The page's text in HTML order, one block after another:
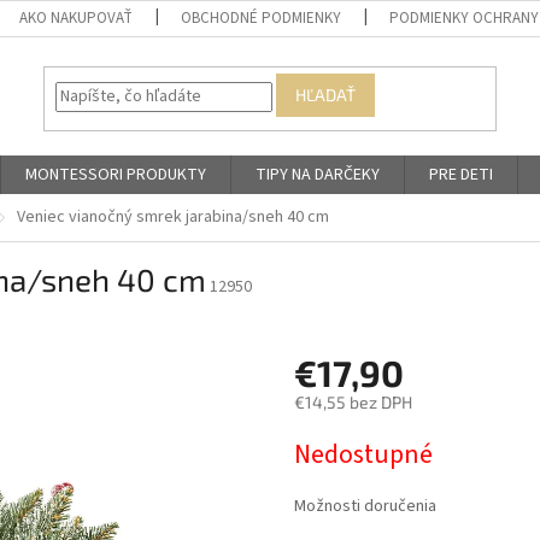
AKO NAKUPOVAŤ OBCHODNÉ PODMIENKY PODMIENKY OCHRANY
HĽADAŤ
MONTESSORI PRODUKTY TIPY NA DARČEKY PRE DETI
Veniec vianočný smrek jarabina/sneh 40 cm
sneh 40 cm 12950
€17,90
€14,55 bez DPH
cena:
Nedostupné
Možnosti doručenia